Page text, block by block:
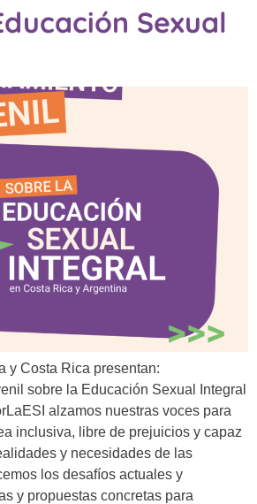
Sexual
y Costa Rica presentan:
sobre la Educación Sexual Integral
alzamos nuestras voces para
inclusiva, libre de prejuicios y capaz
y necesidades de las
los desafíos actuales y
y propuestas concretas para